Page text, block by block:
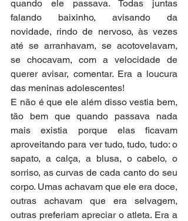
quando ele passava. Todas juntas
falando baixinho, avisando da
novidade, rindo de nervoso, às vezes
até se arranhavam, se acotovelavam,
se chocavam, com a velocidade de
querer avisar, comentar. Era a loucura
das meninas adolescentes!
E não é que ele além disso vestia bem,
tão bem que quando passava nada
mais existia porque elas ficavam
aproveitando para ver tudo, tudo, tudo: o
sapato, a calça, a blusa, o cabelo, o
sorriso, as curvas de cada canto do seu
corpo. Umas achavam que ele era doce,
outras achavam que era selvagem,
outras preferiam apreciar o atleta. Era a